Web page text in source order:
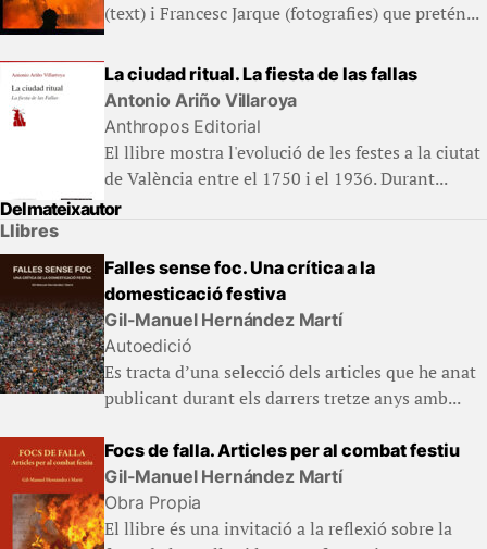
(text) i Francesc Jarque (fotografies) que pretén...
La ciudad ritual. La fiesta de las fallas
Antonio Ariño Villaroya
Anthropos Editorial
El llibre mostra l'evolució de les festes a la ciutat
de València entre el 1750 i el 1936. Durant...
Del mateix autor
Llibres
Falles sense foc. Una crítica a la
domesticació festiva
Gil-Manuel Hernández Martí
Autoedició
Es tracta d’una selecció dels articles que he anat
publicant durant els darrers tretze anys amb...
Focs de falla. Articles per al combat festiu
Gil-Manuel Hernández Martí
Obra Propia
El llibre és una invitació a la reflexió sobre la